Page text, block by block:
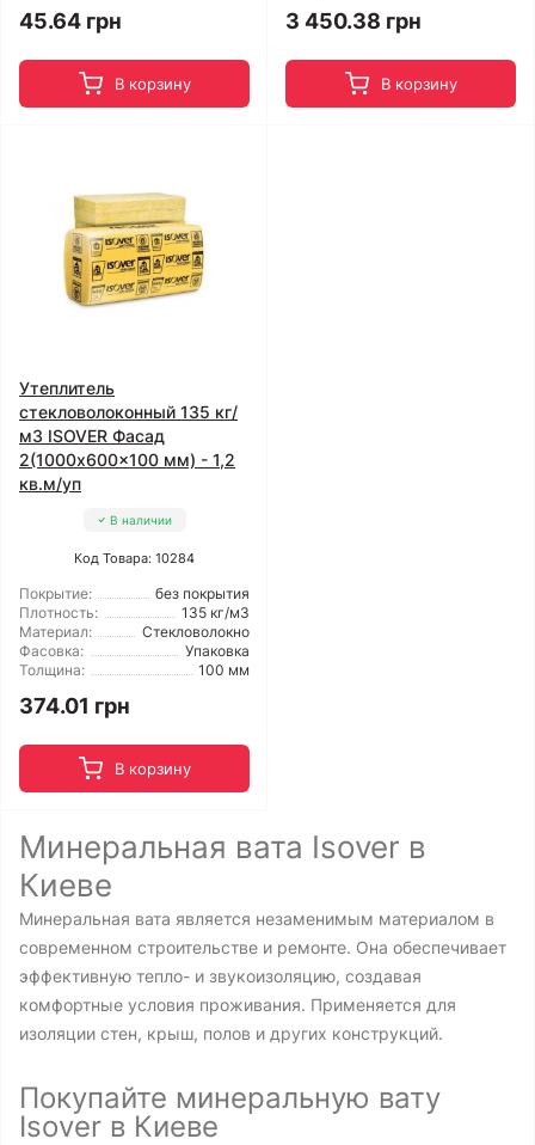
45.64 грн
В корзину
3 450.38 грн
В корзину
Утеплитель
стекловолоконный 135 кг/
м3 ISOVER Фасад
2(1000x600x100 мм) - 1,2
кв.м/уп
В наличии
Код Товара: 10284
Покрытие:
без покрытия
Плотность:
135 кг/м3
Материал:
Стекловолокно
Фасовка:
Упаковка
Толщина:
100 мм
374.01 грн
В корзину
Минеральная вата Isover в
Киеве
Минеральная вата является незаменимым материалом в
современном строительстве и ремонте. Она обеспечивает
эффективную тепло- и звукоизоляцию, создавая
комфортные условия проживания. Применяется для
изоляции стен, крыш, полов и других конструкций.
Покупайте минеральную вату
Isover в Киеве